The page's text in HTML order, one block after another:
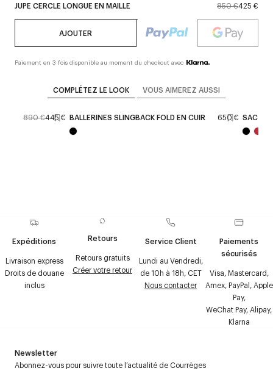
JUPE CERCLE LONGUE EN MAILLE 850 €425 €
AJOUTER
Paiement en 3 fois disponible au moment du checkout avec
COMPLÉTEZ LE LOOK VOUS AIMEREZ AUSSI
890 €445 € BALLERINES SLINGBACK FOLD EN CUIR 650 € SAC
Expéditions
Livraison express
Droits de douane
inclus
Retours
Retours gratuits
Créer votre retour
Service Client
Lundi au Vendredi,
de 10h à 18h, CET
Nous contacter
Paiements
sécurisés
Visa, Mastercard,
Amex, PayPal, Apple
Pay,
WeChat Pay, Alipay,
Klarna
Newsletter
Abonnez-vous pour suivre toute l’actualité de Courrèges